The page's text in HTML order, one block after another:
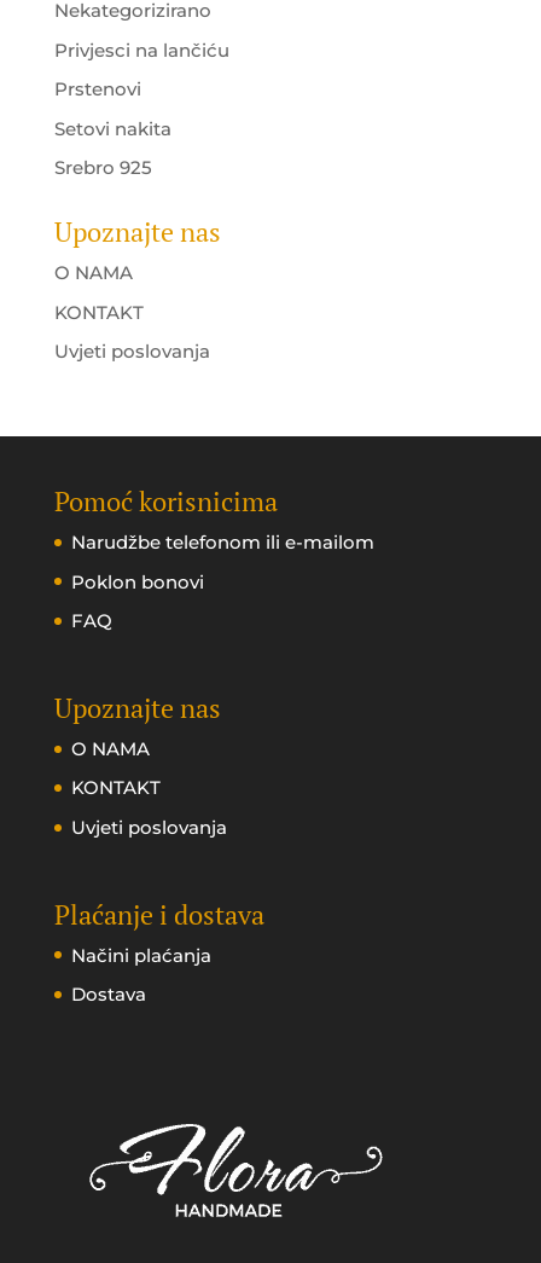
Nekategorizirano
Privjesci na lančiću
Prstenovi
Setovi nakita
Srebro 925
Upoznajte nas
O NAMA
KONTAKT
Uvjeti poslovanja
Pomoć korisnicima
Narudžbe telefonom ili e-mailom
Poklon bonovi
FAQ
Upoznajte nas
O NAMA
KONTAKT
Uvjeti poslovanja
Plaćanje i dostava
Načini plaćanja
Dostava